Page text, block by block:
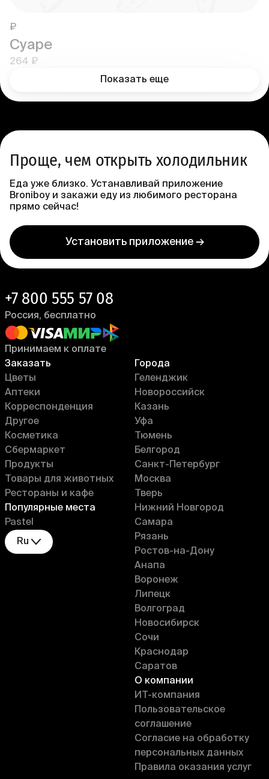
₽
Суаре
264 ₽
Показать еще
Проще, чем открыть холодильник
Еда уже близко. Устанавливай приложение
Broniboy и закажи еду из любимого ресторана
прямо сейчас!
Установить приложение →
Заказать
Цветы
Аптеки
Корреспонденция
Другое
Косметика
Сбермаркет
Продукты
Товары для животных
Рестораны и кафе
Популярные места
Pastel
Ru
Города
Геленджик
Новороссийск
Казань
Уфа
Тюмень
Белгород
Санкт-Петербург
Москва
Тверь
Нижний Новгород
Самара
Рязань
Ростов-на-Дону
Анапа
Воронеж
Липецк
Волгоград
Новосибирск
Сочи
Краснодар
Саратов
О компании
ИT-компания
Пользовательское
соглашение
Согласие на обработку
персональных данных
Правила оказания услуг
+7 800 555 57 08
Россия, бесплатно
Принимаем к оплате